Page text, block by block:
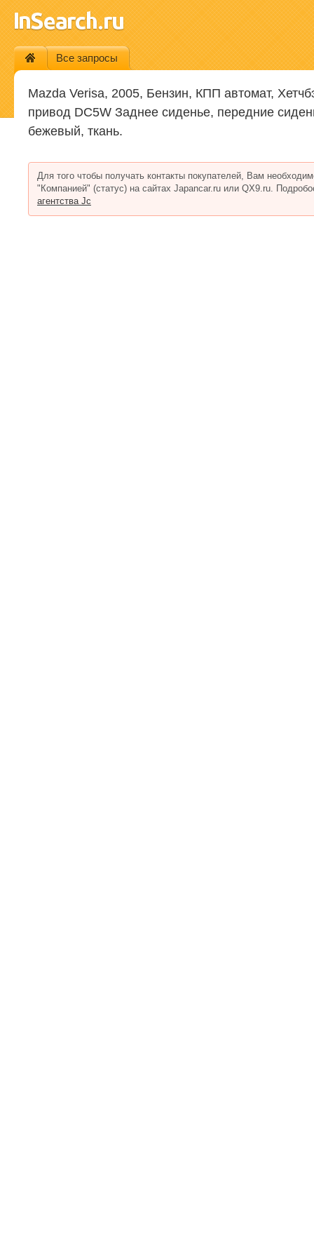
Все запросы
Mazda Verisa, 2005, Бензин, КПП автомат,
привод DC5W Заднее сиденье, передние
бежевый, ткань.
Для того чтобы получать контакты покупателей, Вам
"Компанией" (статус) на сайтах Japancar.ru или QX9.ru.
агентства Jc